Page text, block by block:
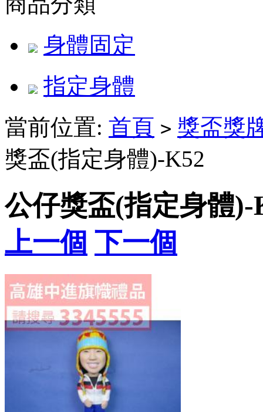
身體固定
指定身體
當前位置: 首頁 > 獎盃獎
獎盃(指定身體)-K52
公仔獎盃(指定身體)-
上一個 下一個